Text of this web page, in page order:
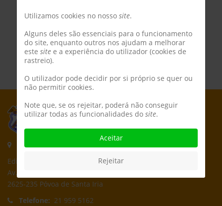
Morada:
Edifício CPCD
Av. Póvoa de Dom Martinho
2625-235 Póvoa de Santa Iria
Telefone: 21 959 5162
Utilizamos cookies no nosso site.
Alguns deles são essenciais para o funcionamento
do site, enquanto outros nos ajudam a melhorar
este site e a experiência do utilizador (cookies de
rastreio).
O utilizador pode decidir por si próprio se quer ou
não permitir cookies.
Note que, se os rejeitar, poderá não conseguir
utilizar todas as funcionalidades do site.
Aceitar
Rejeitar